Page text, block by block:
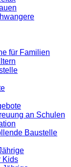
für Familien
an Schulen
Baustelle
Kids